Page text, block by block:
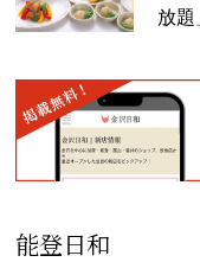
放題
能登日和